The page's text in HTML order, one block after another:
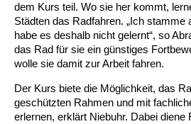
Ortsverein Arnum
Ortsverein Barsinghausen
Ortsverein Bennigsen
Ortsverein Godshorn
Ortsverein Garbsen
Ortsverein Fuhrberg
Kindertagesstätte
Kindertagesstätte
Kindertagesstätte Gottfried-
Familienzentrum
Kindertagesstätte Elmstraße
Kindertagesstätte
Familienzentrum
Kindertagesstätte
Kindertagesstätte
Kindertagesstätte
Hort Salzmannstraße
Kindertagesstätte
Kindertagesstätte
Familienzentrum
Kindertagesstätte
Familienzentrum
Life Kinetik
Yoga mit Baby
Yoga in der Schwangerschaft
Online Pflege- und
Helfende Hände
Pflege und Wohnen
Beratungsangebote
Jugendwohnen im Stadtteil
Ältere Menschen
Behördenbegleitung und
Mehrsprachige Beratung
Migration
Berufssprachkurse
Menschen mit Behinderungen
dem Kurs teil. Wo sie her kommt,
Städten das Radfahren. „Ich stamme
habe es deshalb nicht gelernt“, so
das Rad für sie ein günstiges
wolle sie damit zur Arbeit fahren.
Der Kurs biete die Möglichkeit, das
geschützten Rahmen und mit
erlernen, erklärt Niebuhr. Dabei diene